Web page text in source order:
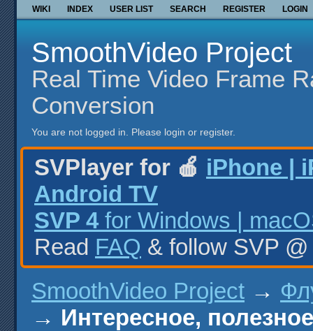
WIKI INDEX USER LIST SEARCH REGISTER LOGIN
SmoothVideo Project
Real Time Video Frame
Conversion
You are not logged in. Please login or register.
SVPlayer for 🍎 iPhone |
Android TV
SVP 4 for Windows |
Read FAQ & follow SVP
SmoothVideo Project →
→ Интересное,